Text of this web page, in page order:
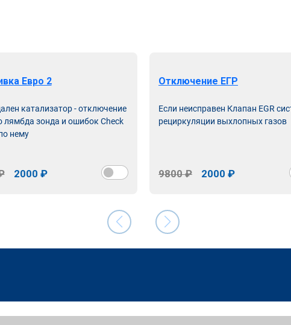
Евро 2
катализатор - отключение
лямбда зонда и ошибок Check
нему
2000 ₽
Отключение ЕГР
Если неисправен Клапан EGR
рециркуляции выхлопных газов
9800 ₽ 2000 ₽